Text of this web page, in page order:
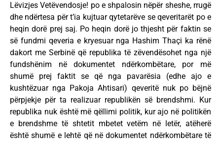
Lëvizjes Vetëvendosje! po e shpalosin nëpër sheshe, rrugë
dhe ndërtesa për t’ia kujtuar qytetarëve se qeveritarët po e
heqin dorë prej saj. Po heqin dorë jo thjesht për faktin se
së fundmi qeveria e kryesuar nga Hashim Thaçi ka rënë
dakort me Serbinë që republika të zëvendësohet nga një
fundshënim në dokumentet ndërkombëtare, por më
shumë prej faktit se që nga pavarësia (edhe ajo e
kushtëzuar nga Pakoja Ahtisari) qeveritë nuk po bëjnë
përpjekje për ta realizuar republikën së brendshmi. Kur
republika nuk është më qëllimi politik, kur ajo në politikën
e brendshme të shtetit mbetet vetëm në letër, atëherë
është shumë e lehtë që në dokumentet ndërkombëtare të